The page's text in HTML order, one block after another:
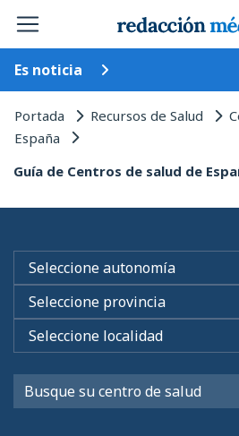
Es noticia
Portada Recursos de Salud
España
Guía de Centros de salud de